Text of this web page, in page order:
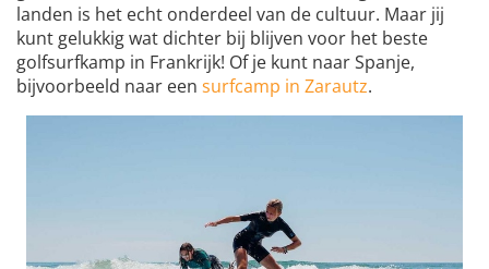
landen is het echt onderdeel van de cultuur. Maar jij
kunt gelukkig wat dichter bij blijven voor het beste
golfsurfkamp in Frankrijk! Of je kunt naar Spanje,
bijvoorbeeld naar een surfcamp in Zarautz.